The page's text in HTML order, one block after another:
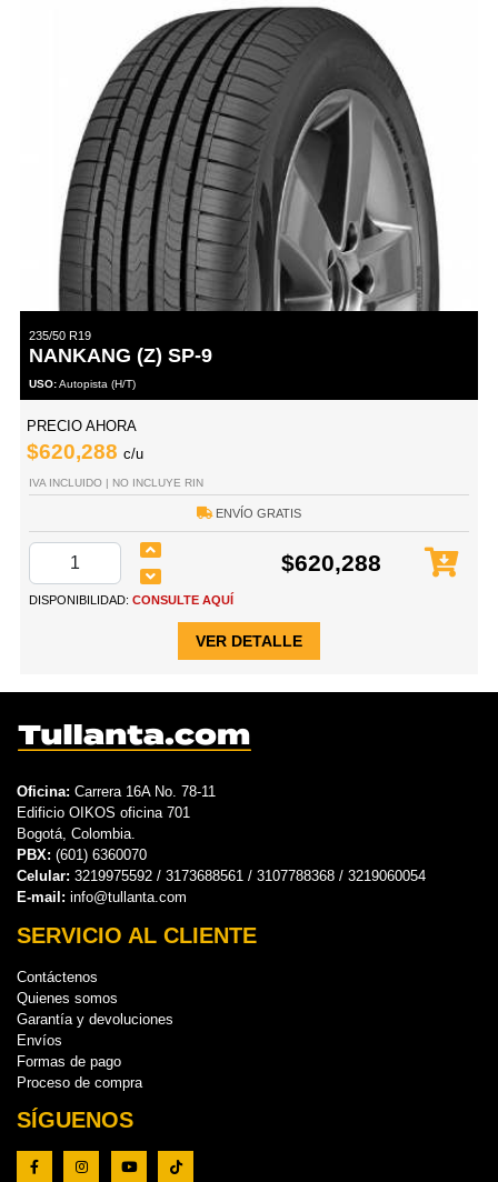
235/50 R19
NANKANG (Z) SP-9
USO:Autopista (H/T)
PRECIO AHORA
$620,288 c/u
IVA INCLUIDO | NO INCLUYE RIN
ENVÍO GRATIS
$620,288
DISPONIBILIDAD: CONSULTE AQUÍ
VER DETALLE
Oficina: Carrera 16A No. 78-11
Edificio OIKOS oficina 701
Bogotá, Colombia.
PBX: (601) 6360070
Celular: 3219975592 / 3173688561 / 3107788368 / 3219060054
E-mail: info@tullanta.com
SERVICIO AL CLIENTE
Contáctenos
Quienes somos
Garantía y devoluciones
Envíos
Formas de pago
Proceso de compra
SÍGUENOS